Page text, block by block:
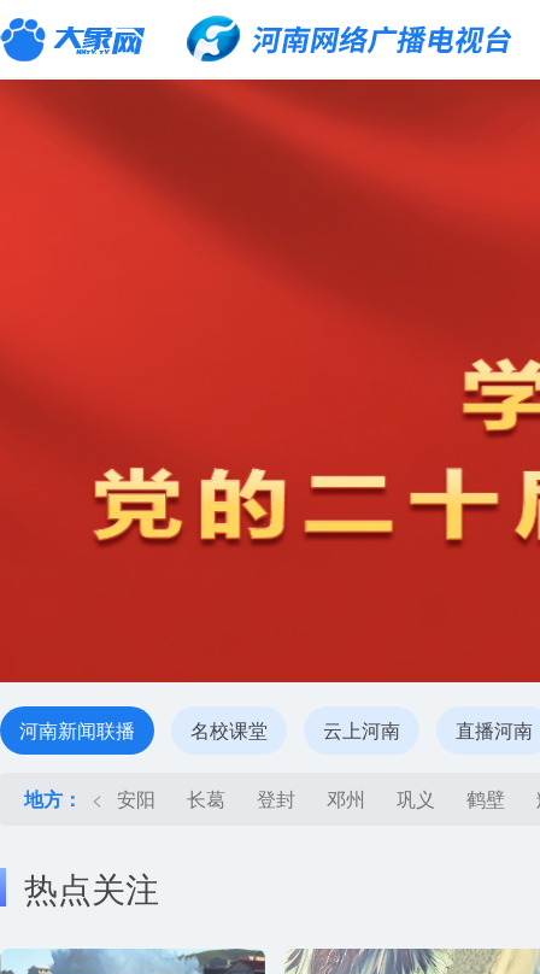
河南新闻联播 名校课堂 云上河南 直播河南
地方： < 安阳 长葛 登封 邓州 巩义 鹤壁
热点关注